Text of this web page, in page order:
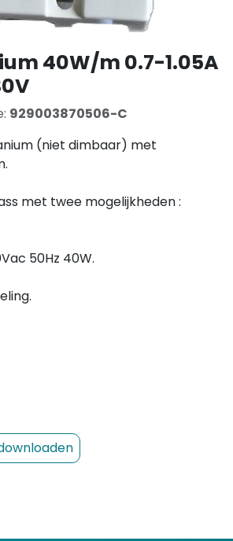
40W/m 0.7-1.05A
929003870506-C
(niet dimbaar) met
met twee mogelijkheden :
50Hz 40W.